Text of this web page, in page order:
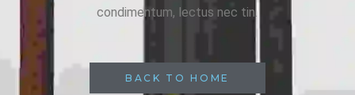
condimentum, lectus nec tin.
BACK TO HOME